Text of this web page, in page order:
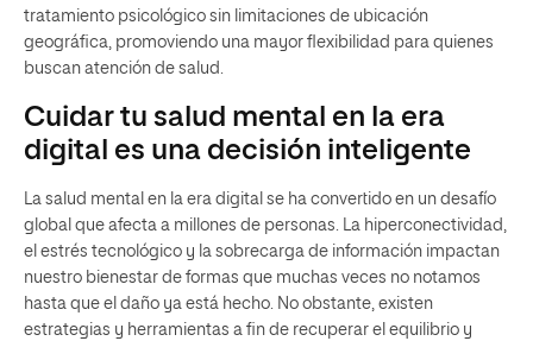
tratamiento psicológico sin limitaciones de ubicación
geográfica, promoviendo una mayor flexibilidad para quienes
buscan atención de salud.
Cuidar tu salud mental en la era
digital es una decisión inteligente
La salud mental en la era digital se ha convertido en un desafío
global que afecta a millones de personas. La hiperconectividad,
el estrés tecnológico y la sobrecarga de información impactan
nuestro bienestar de formas que muchas veces no notamos
hasta que el daño ya está hecho. No obstante, existen
estrategias y herramientas a fin de recuperar el equilibrio y